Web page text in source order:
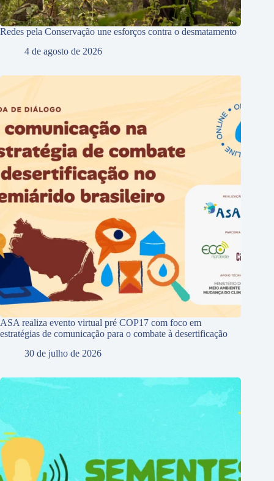
Redes pela Conservação une esforços contra o desmatamento
4 de agosto de 2026
ASA realiza evento virtual pré COP17 com foco em
estratégias de comunicação para o combate à desertificação
30 de julho de 2026